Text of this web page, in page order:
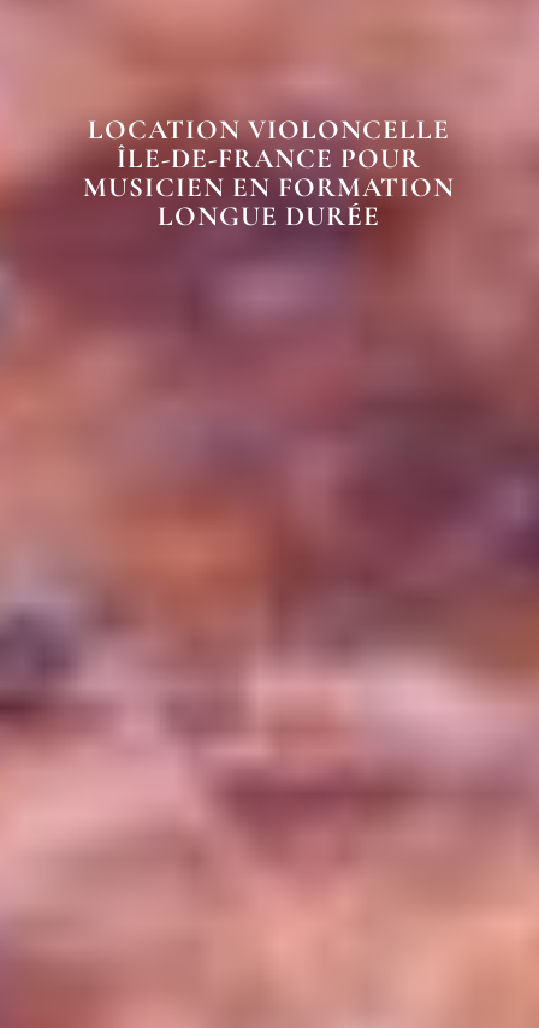
LOCATION VIOLONCELLE
ÎLE-DE-FRANCE POUR
MUSICIEN EN FORMATION
LONGUE DURÉE